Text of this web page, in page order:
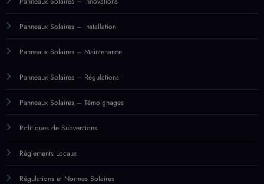
Politiques de Subventions
Règlements Locaux
Régulations et Normes Solaires
Réparation
Subventions
Systèmes de Stockage d'Énergie
Systèmes de Suivi